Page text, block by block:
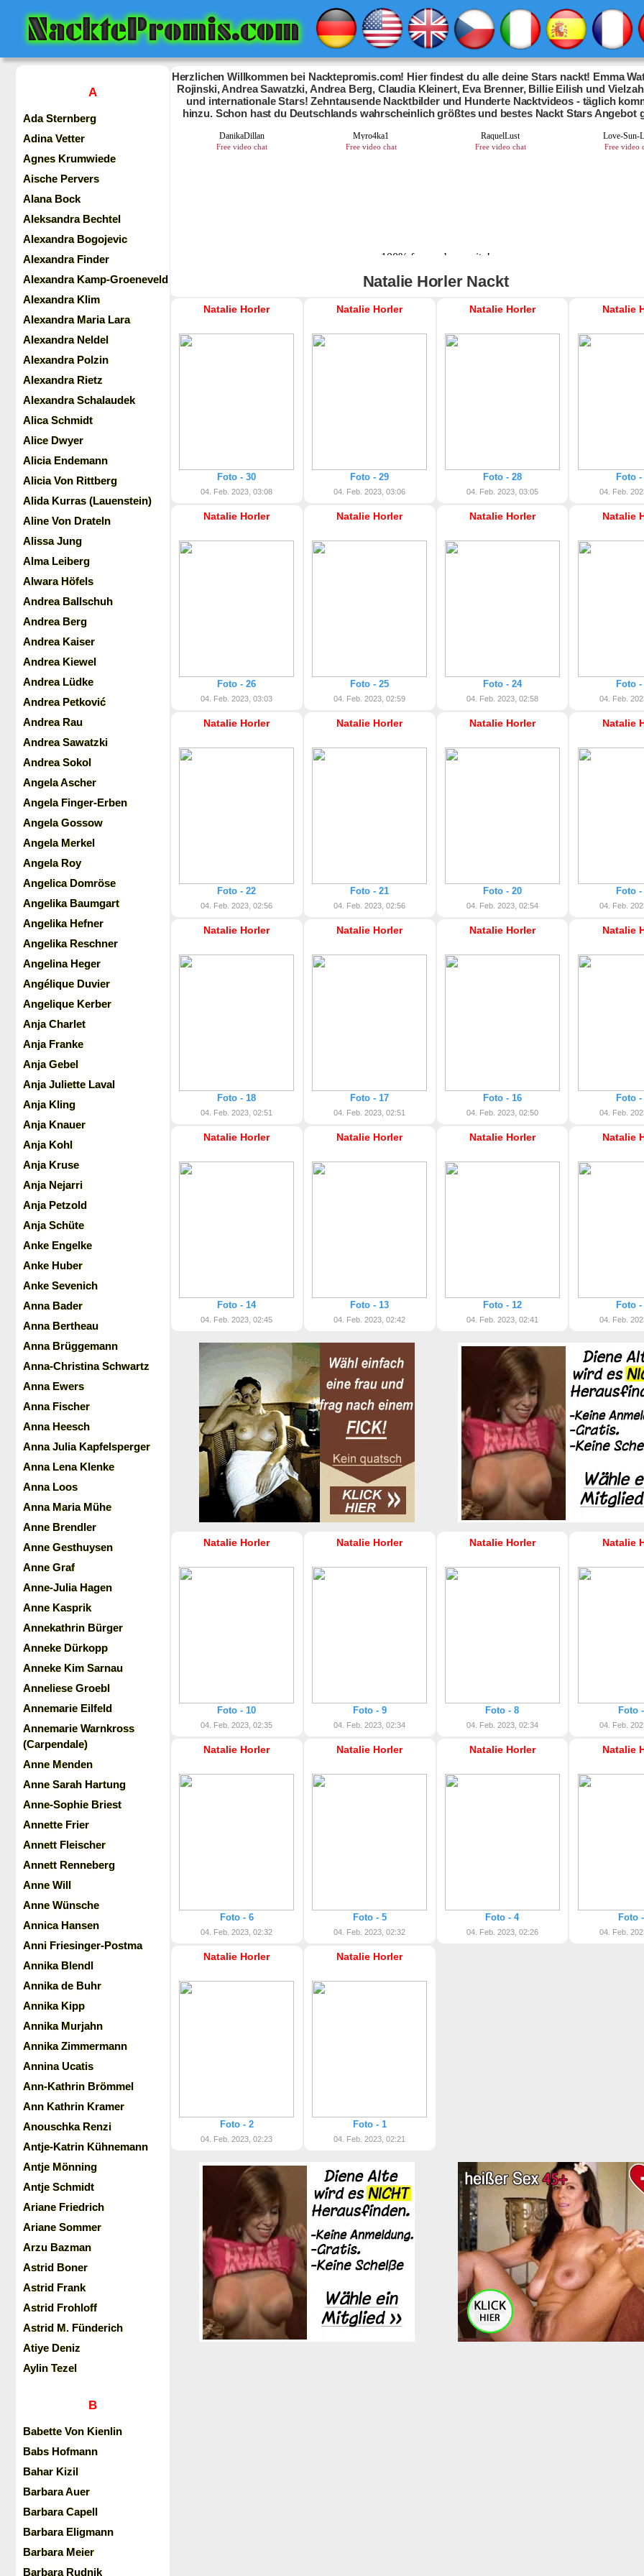
A
Ada Sternberg
Adina Vetter
Agnes Krumwiede
Aische Pervers
Alana Bock
Aleksandra Bechtel
Alexandra Bogojevic
Alexandra Finder
Alexandra Kamp-Groeneveld
Alexandra Klim
Alexandra Maria Lara
Alexandra Neldel
Alexandra Polzin
Alexandra Rietz
Alexandra Schalaudek
Alica Schmidt
Alice Dwyer
Alicia Endemann
Alicia Von Rittberg
Alida Kurras (Lauenstein)
Aline Von Drateln
Alissa Jung
Alma Leiberg
Alwara Höfels
Andrea Ballschuh
Andrea Berg
Andrea Kaiser
Andrea Kiewel
Andrea Lüdke
Andrea Petković
Andrea Rau
Andrea Sawatzki
Andrea Sokol
Angela Ascher
Angela Finger-Erben
Angela Gossow
Angela Merkel
Angela Roy
Angelica Domröse
Angelika Baumgart
Angelika Hefner
Angelika Reschner
Angelina Heger
Angélique Duvier
Angelique Kerber
Anja Charlet
Anja Franke
Anja Gebel
Anja Juliette Laval
Anja Kling
Anja Knauer
Anja Kohl
Anja Kruse
Anja Nejarri
Anja Petzold
Anja Schüte
Anke Engelke
Anke Huber
Anke Sevenich
Anna Bader
Anna Bertheau
Anna Brüggemann
Anna-Christina Schwartz
Anna Ewers
Anna Fischer
Anna Heesch
Anna Julia Kapfelsperger
Anna Lena Klenke
Anna Loos
Anna Maria Mühe
Anne Brendler
Anne Gesthuysen
Anne Graf
Anne-Julia Hagen
Anne Kasprik
Annekathrin Bürger
Anneke Dürkopp
Anneke Kim Sarnau
Anneliese Groebl
Annemarie Eilfeld
Annemarie Warnkross
(Carpendale)
Anne Menden
Anne Sarah Hartung
Anne-Sophie Briest
Annette Frier
Annett Fleischer
Annett Renneberg
Anne Will
Anne Wünsche
Annica Hansen
Anni Friesinger-Postma
Annika Blendl
Annika de Buhr
Annika Kipp
Annika Murjahn
Annika Zimmermann
Annina Ucatis
Ann-Kathrin Brömmel
Ann Kathrin Kramer
Anouschka Renzi
Antje-Katrin Kühnemann
Antje Mönning
Antje Schmidt
Ariane Friedrich
Ariane Sommer
Arzu Bazman
Astrid Boner
Astrid Frank
Astrid Frohloff
Astrid M. Fünderich
Atiye Deniz
Aylin Tezel
B
Babette Von Kienlin
Babs Hofmann
Bahar Kizil
Barbara Auer
Barbara Capell
Barbara Eligmann
Barbara Meier
Barbara Rudnik
Herzlichen Willkommen bei Nacktepromis.com! Hier findest du alle deine Stars nackt! Emma
Rojinski, Andrea Sawatzki, Andrea Berg, Claudia Kleinert, Eva Brenner, Billie Eilish und
und internationale Stars! Zehntausende Nacktbilder und Hunderte Nacktvideos - täglich
hinzu. Schon hast du Deutschlands wahrscheinlich größtes und bestes Nackt Stars Angebot
Natalie Horler Nackt
Natalie Horler
Foto - 30
04. Feb. 2023, 03:08
Natalie Horler
Foto - 29
04. Feb. 2023, 03:06
Natalie Horler
Foto - 28
04. Feb. 2023, 03:05
Natalie
Foto -
04. Feb.
Natalie Horler
Foto - 26
04. Feb. 2023, 03:03
Natalie Horler
Foto - 25
04. Feb. 2023, 02:59
Natalie Horler
Foto - 24
04. Feb. 2023, 02:58
Natalie
Foto -
04. Feb.
Natalie Horler
Foto - 22
04. Feb. 2023, 02:56
Natalie Horler
Foto - 21
04. Feb. 2023, 02:56
Natalie Horler
Foto - 20
04. Feb. 2023, 02:54
Natalie
Foto -
04. Feb.
Natalie Horler
Foto - 18
04. Feb. 2023, 02:51
Natalie Horler
Foto - 17
04. Feb. 2023, 02:51
Natalie Horler
Foto - 16
04. Feb. 2023, 02:50
Natalie
Foto -
04. Feb.
Natalie Horler
Foto - 14
04. Feb. 2023, 02:45
Natalie Horler
Foto - 13
04. Feb. 2023, 02:42
Natalie Horler
Foto - 12
04. Feb. 2023, 02:41
Natalie
Foto -
04. Feb.
Natalie Horler
Foto - 10
04. Feb. 2023, 02:35
Natalie Horler
Foto - 9
04. Feb. 2023, 02:34
Natalie Horler
Foto - 8
04. Feb. 2023, 02:34
Natalie
Foto
04. Feb.
Natalie Horler
Foto - 6
04. Feb. 2023, 02:32
Natalie Horler
Foto - 5
04. Feb. 2023, 02:32
Natalie Horler
Foto - 4
04. Feb. 2023, 02:26
Natalie
Foto
04. Feb.
Natalie Horler
Foto - 2
04. Feb. 2023, 02:23
Natalie Horler
Foto - 1
04. Feb. 2023, 02:21